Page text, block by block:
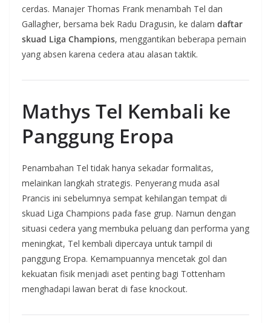
cerdas. Manajer Thomas Frank menambah Tel dan
Gallagher, bersama bek Radu Dragusin, ke dalam daftar
skuad Liga Champions, menggantikan beberapa pemain
yang absen karena cedera atau alasan taktik.
Mathys Tel Kembali ke
Panggung Eropa
Penambahan Tel tidak hanya sekadar formalitas,
melainkan langkah strategis. Penyerang muda asal
Prancis ini sebelumnya sempat kehilangan tempat di
skuad Liga Champions pada fase grup. Namun dengan
situasi cedera yang membuka peluang dan performa yang
meningkat, Tel kembali dipercaya untuk tampil di
panggung Eropa. Kemampuannya mencetak gol dan
kekuatan fisik menjadi aset penting bagi Tottenham
menghadapi lawan berat di fase knockout.